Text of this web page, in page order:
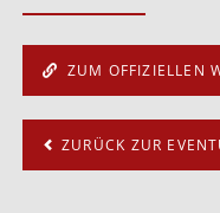
ZUM OFFIZIELLEN
ZURÜCK ZUR